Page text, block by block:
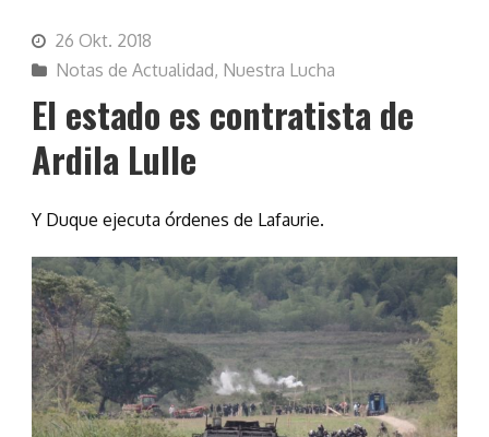
26 Okt. 2018
Notas de Actualidad, Nuestra Lucha
El estado es contratista de
Ardila Lulle
Y Duque ejecuta órdenes de Lafaurie.